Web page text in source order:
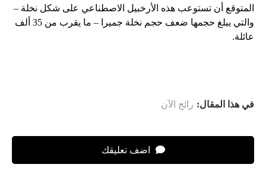
المتوقع أن تستوعب هذه الأرخبيل الاصطناعي على شكل نخلة –
والتي يبلغ حجمها ضعف حجم نخلة جميرا – ما يقرب من 35 ألف
عائلة.
في هذا المقال: رائج الآن
اضف تعليقك